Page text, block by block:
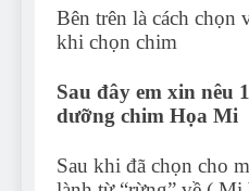
Bên trên là cách chọn
khi chọn chim
Sau đây em xin nêu
dưỡng chim Họa Mi
Sau khi đã chọn cho